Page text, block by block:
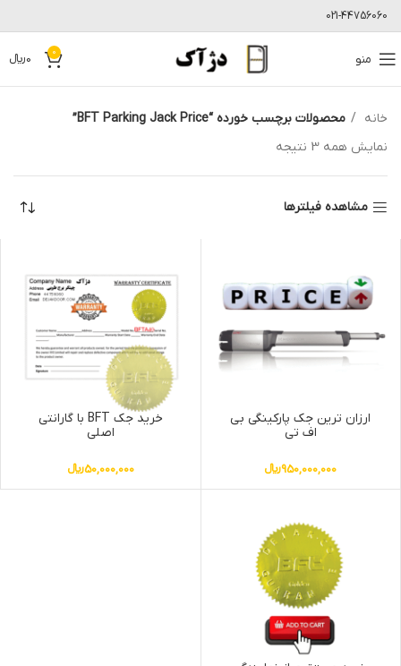
021-44756060
منو 0
0﷼
خانه
محصولات برچسب خورده “BFT Parking Jack Price”
نمایش همه 3 نتیجه
مشاهده فیلترها
ارزان ترین جک پارکینگی بی
اف تی
950,000,000﷼
خرید جک BFT با گارانتی
اصلی
50,000,000﷼